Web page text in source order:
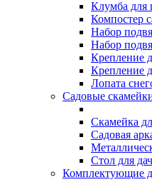
Клумба для
Компостер
Набор
Набор
Крепление
Крепление
Лопата
Садовые
Скамейка
Садовая
Стол для
Комплектующие